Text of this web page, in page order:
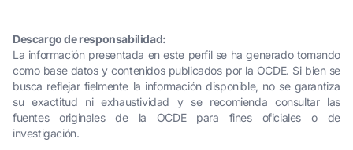
Descargo de responsabilidad:
La información presentada en este perfil se ha generado tomando
como base datos y contenidos publicados por la OCDE. Si bien se
busca reflejar fielmente la información disponible, no se garantiza
su exactitud ni exhaustividad y se recomienda consultar las
fuentes originales de la OCDE para fines oficiales o de
investigación.